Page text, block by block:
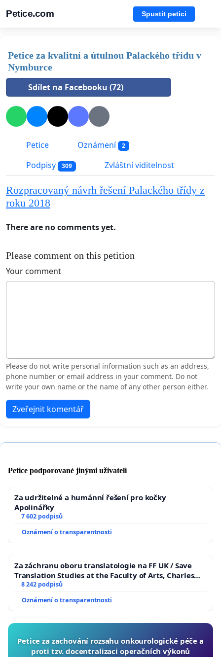
Petice.com Spustit petici
Petice za kvalitní a útulnou Palackého třídu v
Nymburce
Sdílet na Facebooku (72)
Petice Oznámení 2
Podpisy 309 Zvláštní viditelnost
Rozpracovaný návrh řešení Palackého třídy z
roku 2018
There are no comments yet.
Please comment on this petition
Your comment
Please do not write personal information such as an address,
phone number or email address in your comment. Do not
write your own name or the name of any other person either.
Zveřejnit komentář
Petice podporované jinými uživateli
Za udržitelné a humánní řešení pro kočky
Apolinářky
7 602 podpisů
Oznámení o transparentnosti
Za záchranu oboru translatologie na FF UK / Save
Translation Studies at the Faculty of Arts, Charles
University
8 242 podpisů
Oznámení o transparentnosti
Petice za zachování rozsahu onkourologické péče a
proti tzv. docentralizaci operačních výkonů